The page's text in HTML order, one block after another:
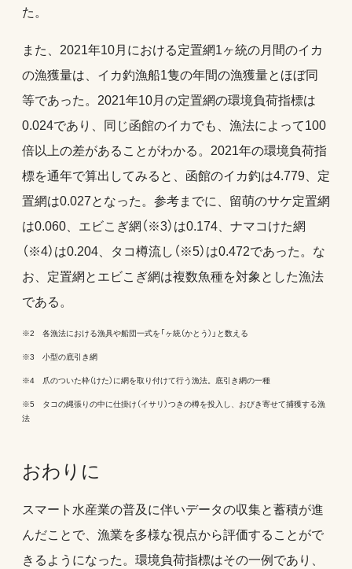
た。
また、2021年10月における定置網1ヶ統の月間のイカ
の漁獲量は、イカ釣漁船1隻の年間の漁獲量とほぼ同
等であった。2021年10月の定置網の環境負荷指標は
0.024であり、同じ函館のイカでも、漁法によって100
倍以上の差があることがわかる。2021年の環境負荷指
標を通年で算出してみると、函館のイカ釣は4.779、定
置網は0.027となった。参考までに、留萌のサケ定置網
は0.060、エビこぎ網（※3）は0.174、ナマコけた網
（※4）は0.204、タコ樽流し（※5）は0.472であった。な
お、定置網とエビこぎ網は複数魚種を対象とした漁法
である。
※2 各漁法における漁具や船団一式を「ヶ統（かとう）」と数える
※3 小型の底引き網
※4 爪のついた枠（けた）に網を取り付けて行う漁法。底引き網の一種
※5 タコの縄張りの中に仕掛け（イサリ）つきの樽を投入し、おびき寄せて捕獲する漁
法
おわりに
スマート水産業の普及に伴いデータの収集と蓄積が進
んだことで、漁業を多様な視点から評価することがで
きるようになった。環境負荷指標はその一例であり、